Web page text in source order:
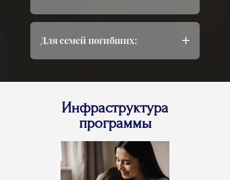
Для семей погибших:
Инфраструктура
программы